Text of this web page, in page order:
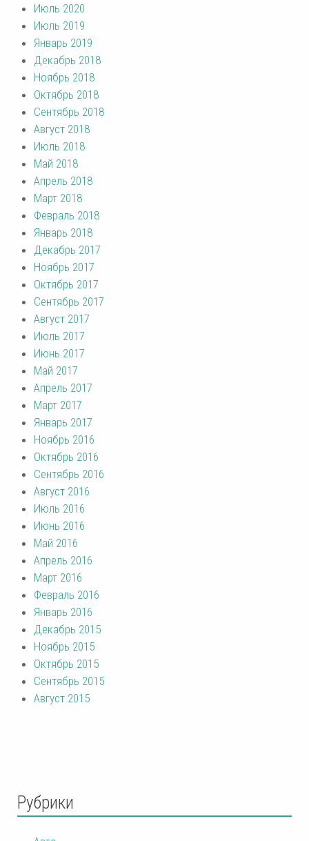
Июль 2020
Июль 2019
Январь 2019
Декабрь 2018
Ноябрь 2018
Октябрь 2018
Сентябрь 2018
Август 2018
Июль 2018
Май 2018
Апрель 2018
Март 2018
Февраль 2018
Январь 2018
Декабрь 2017
Ноябрь 2017
Октябрь 2017
Сентябрь 2017
Август 2017
Июль 2017
Июнь 2017
Май 2017
Апрель 2017
Март 2017
Январь 2017
Ноябрь 2016
Октябрь 2016
Сентябрь 2016
Август 2016
Июль 2016
Июнь 2016
Май 2016
Апрель 2016
Март 2016
Февраль 2016
Январь 2016
Декабрь 2015
Ноябрь 2015
Октябрь 2015
Сентябрь 2015
Август 2015
Рубрики